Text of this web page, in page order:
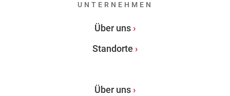
UNTERNEHMEN
Über uns
Standorte
Über uns